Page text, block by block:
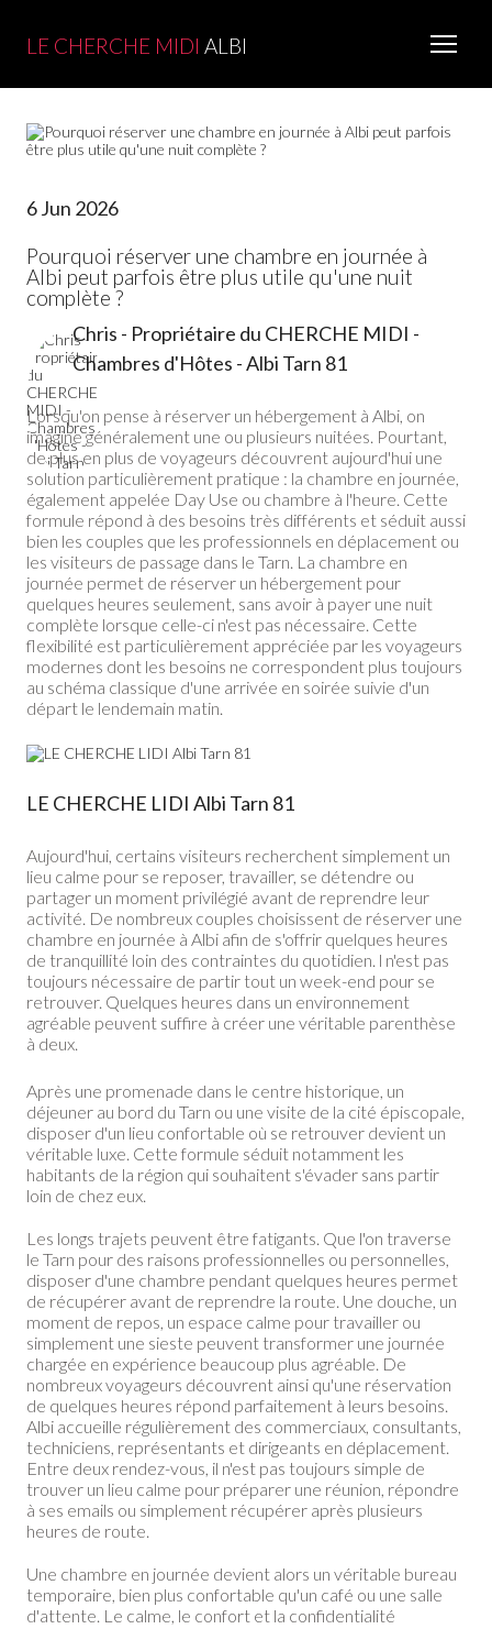
LE CHERCHE MIDI ALBI
6 Jun 2026
Pourquoi réserver une chambre en journée à
Albi peut parfois être plus utile qu'une nuit
complète ?
Chris - Propriétaire du CHERCHE MIDI -
Chambres d'Hôtes - Albi Tarn 81
Lorsqu'on pense à réserver un hébergement à Albi, on
imagine généralement une ou plusieurs nuitées. Pourtant,
de plus en plus de voyageurs découvrent aujourd'hui une
solution particulièrement pratique : la chambre en journée,
également appelée Day Use ou chambre à l'heure. Cette
formule répond à des besoins très différents et séduit aussi
bien les couples que les professionnels en déplacement ou
les visiteurs de passage dans le Tarn. La chambre en
journée permet de réserver un hébergement pour
quelques heures seulement, sans avoir à payer une nuit
complète lorsque celle-ci n'est pas nécessaire. Cette
flexibilité est particulièrement appréciée par les voyageurs
modernes dont les besoins ne correspondent plus toujours
au schéma classique d'une arrivée en soirée suivie d'un
départ le lendemain matin.
LE CHERCHE LIDI Albi Tarn 81
Aujourd'hui, certains visiteurs recherchent simplement un
lieu calme pour se reposer, travailler, se détendre ou
partager un moment privilégié avant de reprendre leur
activité. De nombreux couples choisissent de réserver une
chambre en journée à Albi afin de s'offrir quelques heures
de tranquillité loin des contraintes du quotidien. l n'est pas
toujours nécessaire de partir tout un week-end pour se
retrouver. Quelques heures dans un environnement
agréable peuvent suffire à créer une véritable parenthèse
à deux.
Après une promenade dans le centre historique, un
déjeuner au bord du Tarn ou une visite de la cité épiscopale,
disposer d'un lieu confortable où se retrouver devient un
véritable luxe. Cette formule séduit notamment les
habitants de la région qui souhaitent s'évader sans partir
loin de chez eux.
Les longs trajets peuvent être fatigants. Que l'on traverse
le Tarn pour des raisons professionnelles ou personnelles,
disposer d'une chambre pendant quelques heures permet
de récupérer avant de reprendre la route. Une douche, un
moment de repos, un espace calme pour travailler ou
simplement une sieste peuvent transformer une journée
chargée en expérience beaucoup plus agréable. De
nombreux voyageurs découvrent ainsi qu'une réservation
de quelques heures répond parfaitement à leurs besoins.
Albi accueille régulièrement des commerciaux, consultants,
techniciens, représentants et dirigeants en déplacement.
Entre deux rendez-vous, il n'est pas toujours simple de
trouver un lieu calme pour préparer une réunion, répondre
à ses emails ou simplement récupérer après plusieurs
heures de route.
Une chambre en journée devient alors un véritable bureau
temporaire, bien plus confortable qu'un café ou une salle
d'attente. Le calme, le confort et la confidentialité